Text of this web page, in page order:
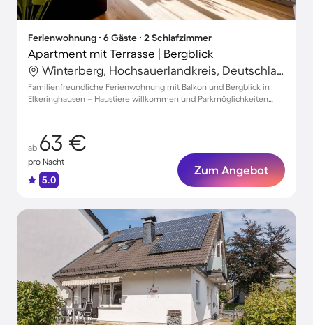
Ferienwohnung ∙ 6 Gäste ∙ 2 Schlafzimmer
Apartment mit Terrasse | Bergblick
Winterberg, Hochsauerlandkreis, Deutschland
Familienfreundliche Ferienwohnung mit Balkon und Bergblick in
Elkeringhausen – Haustiere willkommen und Parkmöglichkeiten
ab 63 €
pro Nacht
5.0
Zum Angebot